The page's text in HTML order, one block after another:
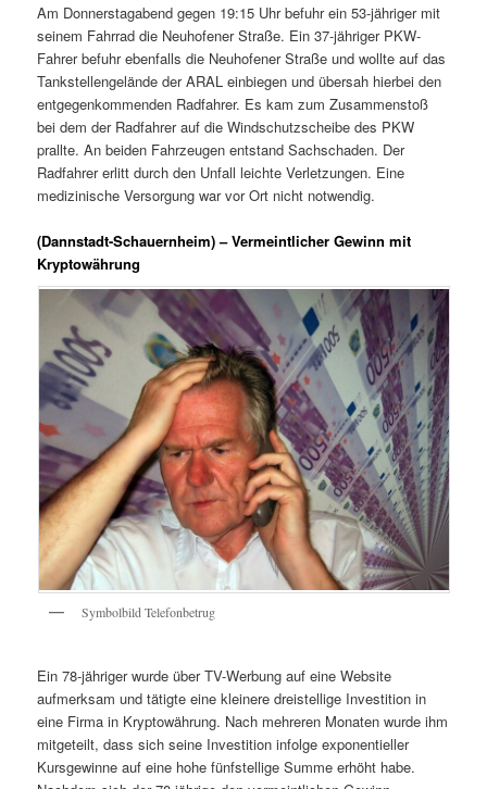
Am Donnerstagabend gegen 19:15 Uhr befuhr ein 53-jähriger mit
seinem Fahrrad die Neuhofener Straße. Ein 37-jähriger PKW-
Fahrer befuhr ebenfalls die Neuhofener Straße und wollte auf das
Tankstellengelände der ARAL einbiegen und übersah hierbei den
entgegenkommenden Radfahrer. Es kam zum Zusammenstoß
bei dem der Radfahrer auf die Windschutzscheibe des PKW
prallte. An beiden Fahrzeugen entstand Sachschaden. Der
Radfahrer erlitt durch den Unfall leichte Verletzungen. Eine
medizinische Versorgung war vor Ort nicht notwendig.
(Dannstadt-Schauernheim) – Vermeintlicher Gewinn mit
Kryptowährung
Symbolbild Telefonbetrug
Ein 78-jähriger wurde über TV-Werbung auf eine Website
aufmerksam und tätigte eine kleinere dreistellige Investition in
eine Firma in Kryptowährung. Nach mehreren Monaten wurde ihm
mitgeteilt, dass sich seine Investition infolge exponentieller
Kursgewinne auf eine hohe fünfstellige Summe erhöht habe.